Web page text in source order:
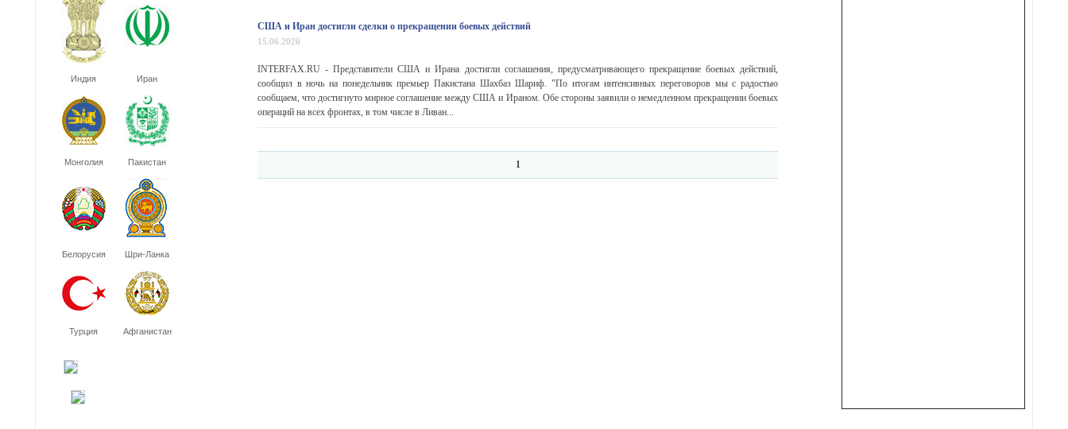
Индия Иран
Монголия Пакистан
Белорусия Шри-Ланка
Турция Афганистан
США и Иран достигли сделки о прекращении боевых действий
15.06.2026
INTERFAX.RU - Представители США и Ирана достигли соглашения, предусматривающего прекращение боевых действий,
сообщил в ночь на понедельник премьер Пакистана Шахбаз Шариф. "По итогам интенсивных переговоров мы с радостью
сообщаем, что достигнуто мирное соглашение между США и Ираном. Обе стороны заявили о немедленном прекращении боевых
операций на всех фронтах, в том числе в Ливан...
1